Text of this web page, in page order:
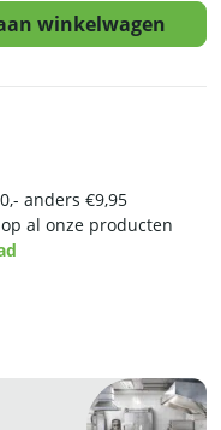
winkelwagen
anders €9,95
op al onze producten